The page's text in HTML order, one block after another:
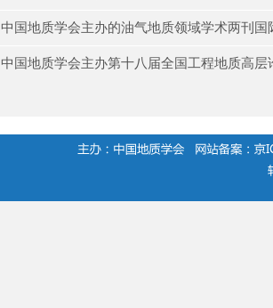
中国地质学会主办的油气地质领域学术两刊国
中国地质学会主办第十八届全国工程地质高层